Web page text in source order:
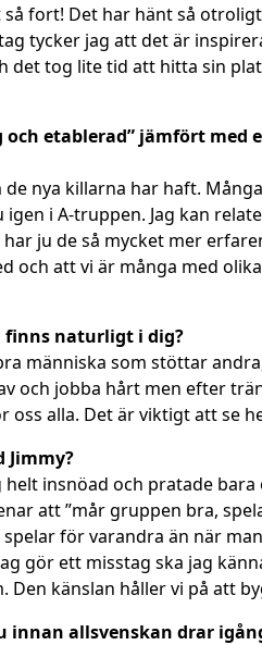
fort! Det har hänt så
tycker jag att det är
det tog lite tid att hitta sin
etablerad” jämfört med
nya killarna har haft.
i A-truppen. Jag kan
ju de så mycket mer
och att vi är många med
finns naturligt i dig?
människa som stöttar
och jobba hårt men efter
alla. Det är viktigt att se
insnöad och pratade
att ”mår gruppen bra,
för varandra än när
gör ett misstag ska jag
känslan håller vi på att
allsvenskan drar